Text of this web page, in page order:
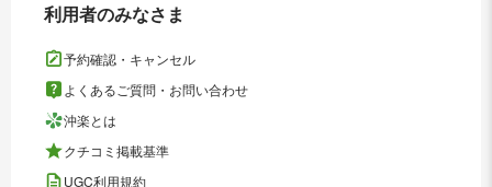
利用者のみなさま
予約確認・キャンセル
よくあるご質問・お問い合わせ
沖楽とは
クチコミ掲載基準
UGC利用規約